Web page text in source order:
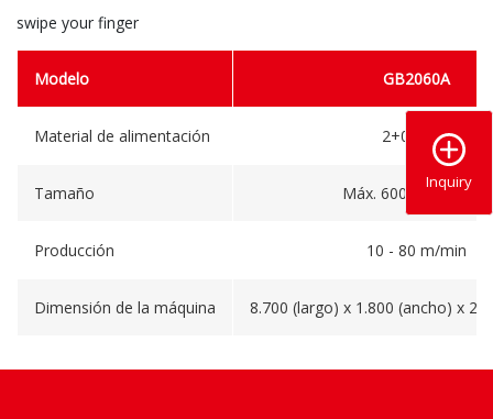
Inquiry
swipe your finger
Modelo GB2060A
Material de alimentación 2+0 / 1+1
Tamaño Máx. 600 (largo) mm
Producción 10 - 80 m/min
Dimensión de la máquina 8.700 (largo) x 1.800 (ancho) x